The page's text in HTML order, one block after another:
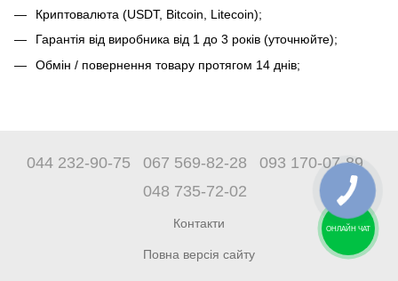
Криптовалюта (USDT, Bitcoin, Litecoin);
Гарантія від виробника від 1 до 3 років (уточнюйте);
Обмін / повернення товару протягом 14 днів;
044 232-90-75 067 569-82-28
093 170-07-89
048 735-72-02
Контакти
Повна версія сайту
ОНЛАЙН ЧАТ